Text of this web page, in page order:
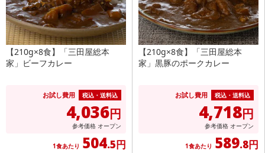
【210g×8食】「三田屋総本
家」ビーフカレー
お試し費用 税込・送料込
4,036円
参考価格 オープン
1食あたり 504.5円
【210g×8食】「三田屋総本
家」黒豚のポークカレー
お試し費用 税込・送料込
4,718円
参考価格 オープン
1食あたり 589.8円